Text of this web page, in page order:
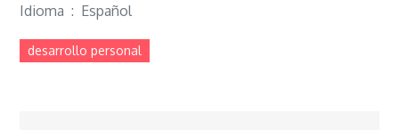
Idioma ‏ : ‎ Español
desarrollo personal